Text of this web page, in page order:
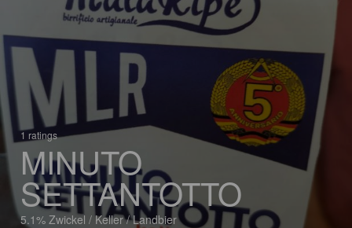
1 ratings
MINUTO
SETTANTOTTO
5.1% Zwickel / Keller / Landbier